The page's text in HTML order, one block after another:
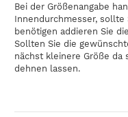
Bei der Größenangabe
Innendurchmesser, sollte
benötigen addieren Sie
Sollten Sie die
nächst kleinere Größe da
dehnen lassen.